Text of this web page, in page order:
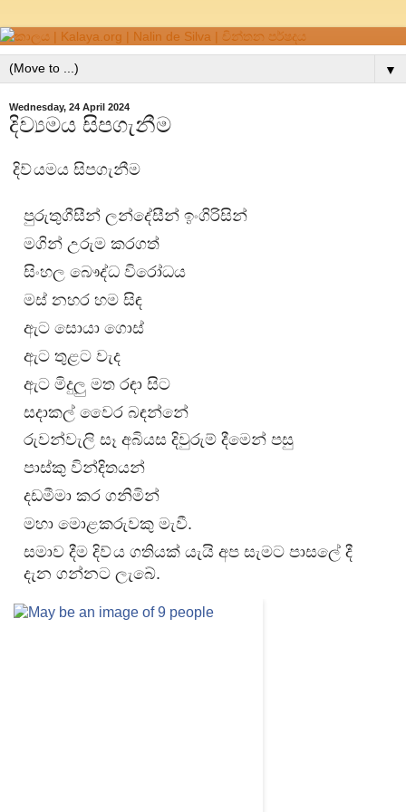
▼
Wednesday, 24 April 2024
දිව්‍යමය සිපගැනීම
දිව්යමය සිපගැනීම
පුරුතුගීසීන් ලන්දේසීන් ඉංගිරිසින්
මගින් උරුම කරගත්
සිංහල බෞද්ධ විරෝධය
මස්‌ නහර හම සිඳ
ඇට සොයා ගොස්‌
ඇට තුළට වැද
ඇට මිදුලු මත රඳා සිට
සදාකල් වෛර බඳන්නේ
රුවන්වැලි සෑ අබියස දිවුරුම් දීමෙන් පසු
පාස්කු වින්දිතයන්
දඩමීමා කර ගනිමින්
මහා මොළකරුවකු මැවී.
සමාව දීම දිව්ය ගතියක් යැයි අප සැමට පාසලේ දී
දැන ගන්නට ලැබේ.